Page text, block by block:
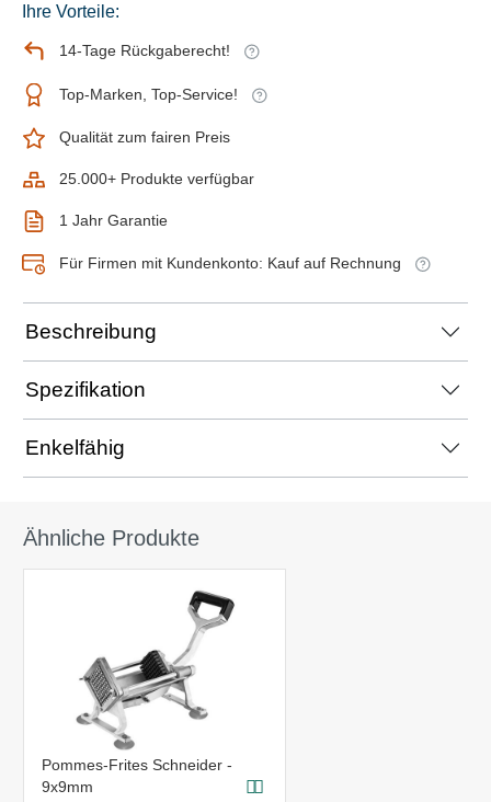
Ihre Vorteile:
14-Tage Rückgaberecht!
Top-Marken, Top-Service!
Qualität zum fairen Preis
25.000+ Produkte verfügbar
1 Jahr Garantie
Für Firmen mit Kundenkonto: Kauf auf Rechnung
Beschreibung
Spezifikation
Enkelfähig
Ähnliche Produkte
Pommes-Frites Schneider -
9x9mm